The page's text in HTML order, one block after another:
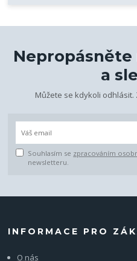
Nepropásněte
a
Můžete se kdykoli
Souhlasím se zpracováním
newsletteru.
INFORMACE PRO
O nás